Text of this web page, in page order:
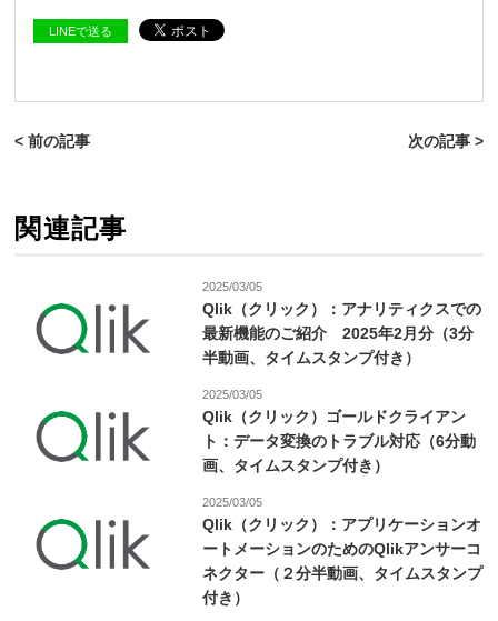
LINEで送る
< 前の記事 次の記事 >
関連記事
2025/03/05
Qlik（クリック）：アナリティクスでの
最新機能のご紹介 2025年2月分（3分
半動画、タイムスタンプ付き）
2025/03/05
Qlik（クリック）ゴールドクライアン
ト：データ変換のトラブル対応（6分動
画、タイムスタンプ付き）
2025/03/05
Qlik（クリック）：アプリケーションオ
ートメーションのためのQlikアンサーコ
ネクター（２分半動画、タイムスタンプ
付き）